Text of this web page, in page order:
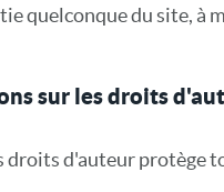
quelconque du site, à
sur les droits
droits d'auteur protège